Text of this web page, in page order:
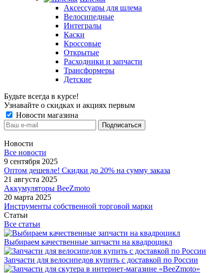
Аксессуары для шлема
Велосипедные
Интегралы
Каски
Кроссовые
Открытые
Расходники и запчасти
Трансформеры
Детские
Будьте всегда в курсе!
Узнавайте о скидках и акциях первым
Новости магазина
Новости
Все новости
9 сентября 2025
Оптом дешевле! Скидки до 20% на сумму заказа
21 августа 2025
Аккумуляторы BeeZmoto
20 марта 2025
Инструменты собственной торговой марки
Статьи
Все статьи
Выбираем качественные запчасти на квадроцикл
Запчасти для велосипедов купить с доставкой по России